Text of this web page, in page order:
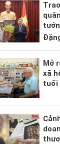
Mở
xã
tuổi